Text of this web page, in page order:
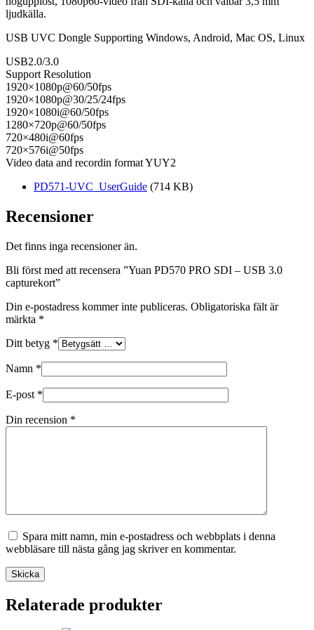
ljudkälla.
USB UVC Dongle Supporting Windows, Android, Mac OS, Linux
USB2.0/3.0
Support Resolution
1920×1080p@60/50fps
1920×1080p@30/25/24fps
1920×1080i@60/50fps
1280×720p@60/50fps
720×480i@60fps
720×576i@50fps
Video data and recordin format YUY2
PD571-UVC_UserGuide (714 KB)
Recensioner
Det finns inga recensioner än.
Bli först med att recensera ”Yuan PD570 PRO SDI – USB 3.0
capturekort”
Din e-postadress kommer inte publiceras. Obligatoriska fält är
märkta *
Ditt betyg *
Namn *
E-post *
Din recension *
Spara mitt namn, min e-postadress och webbplats i denna
webbläsare till nästa gång jag skriver en kommentar.
Skicka
Relaterade produkter